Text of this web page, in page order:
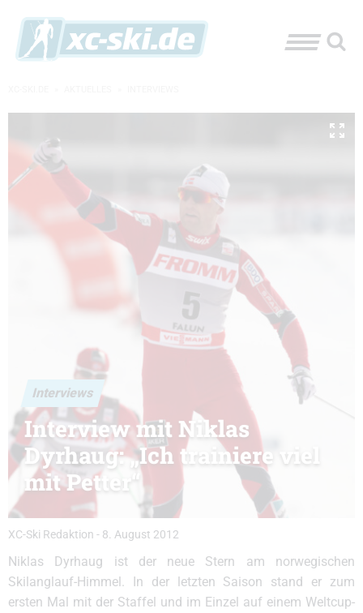
Interviews
Interview mit Niklas
Dyrhaug: „Ich trainiere viel
mit Petter“
XC-Ski Redaktion - 8. August 2012
Niklas Dyrhaug ist der neue Stern am norwegischen
Skilanglauf-Himmel. In der letzten Saison stand er zum
ersten Mal mit der Staffel und im Einzel auf einem Weltcup-